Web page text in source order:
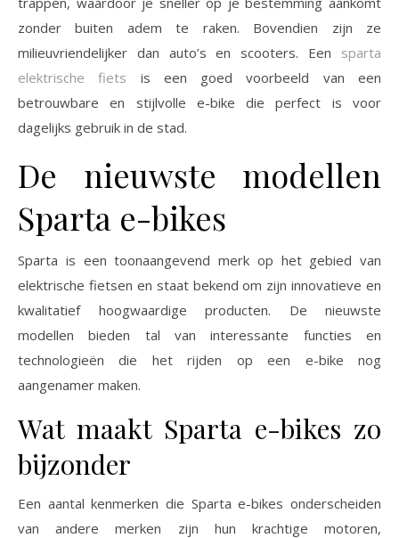
zonder buiten adem te raken. Bovendien zijn ze
milieuvriendelijker dan auto’s en scooters. Een sparta
elektrische fiets is een goed voorbeeld van een
betrouwbare en stijlvolle e-bike die perfect is voor
dagelijks gebruik in de stad.
De nieuwste modellen
Sparta e-bikes
Sparta is een toonaangevend merk op het gebied van
elektrische fietsen en staat bekend om zijn innovatieve en
kwalitatief hoogwaardige producten. De nieuwste
modellen bieden tal van interessante functies en
technologieën die het rijden op een e-bike nog
aangenamer maken.
Wat maakt Sparta e-bikes zo
bijzonder
Een aantal kenmerken die Sparta e-bikes onderscheiden
van andere merken zijn hun krachtige motoren,